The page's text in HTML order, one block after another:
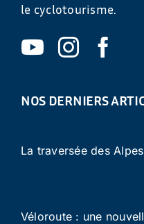
le cyclotourisme.
NOS DERNIERS
La traversée des
Véloroute : une